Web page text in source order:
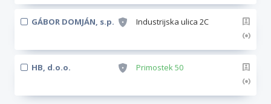
GÁBOR DOMJÁN, s.p. Industrijska ulica 2C
HB, d.o.o. Primostek 50